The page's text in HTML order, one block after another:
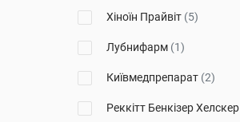
Хіноїн Прайвіт (5)
Лубнифарм (1)
Київмедпрепарат (2)
Реккітт Бенкізер Хелскер